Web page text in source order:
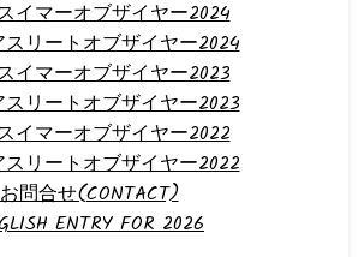
イマーオブザイヤー2024
スリートオブザイヤー2024
イマーオブザイヤー2023
スリートオブザイヤー2023
イマーオブザイヤー2022
スリートオブザイヤー2022
お問合せ(CONTACT)
ENTRY FOR 2026